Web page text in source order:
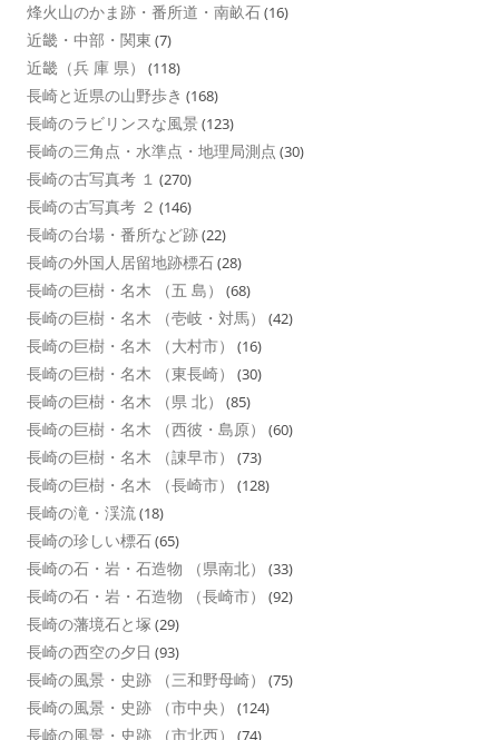
烽火山のかま跡・番所道・南畝石(16)
近畿・中部・関東 (7)
近畿（兵 庫 県） (118)
長崎と近県の山野歩き (168)
長崎のラビリンスな風景 (123)
長崎の三角点・水準点・地理局測点 (30)
長崎の古写真考 １ (270)
長崎の古写真考 ２ (146)
長崎の台場・番所など跡(22)
長崎の外国人居留地跡標石(28)
長崎の巨樹・名木 （五 島） (68)
長崎の巨樹・名木 （壱岐・対馬） (42)
長崎の巨樹・名木 （大村市） (16)
長崎の巨樹・名木 （東長崎） (30)
長崎の巨樹・名木 （県 北） (85)
長崎の巨樹・名木 （西彼・島原） (60)
長崎の巨樹・名木 （諌早市） (73)
長崎の巨樹・名木 （長崎市） (128)
長崎の滝・渓流(18)
長崎の珍しい標石(65)
長崎の石・岩・石造物 （県南北） (33)
長崎の石・岩・石造物 （長崎市） (92)
長崎の藩境石と塚 (29)
長崎の西空の夕日 (93)
長崎の風景・史跡 （三和野母崎） (75)
長崎の風景・史跡 （市中央） (124)
長崎の風景・史跡 （市北西） (74)